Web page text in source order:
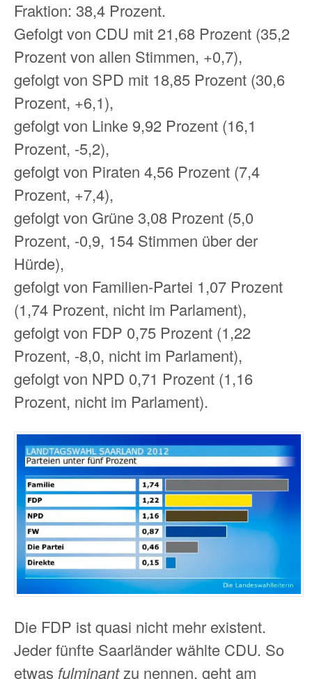
Fraktion: 38,4 Prozent.
Gefolgt von CDU mit 21,68 Prozent (35,2
Prozent von allen Stimmen, +0,7),
gefolgt von SPD mit 18,85 Prozent (30,6
Prozent, +6,1),
gefolgt von Linke 9,92 Prozent (16,1
Prozent, -5,2),
gefolgt von Piraten 4,56 Prozent (7,4
Prozent, +7,4),
gefolgt von Grüne 3,08 Prozent (5,0
Prozent, -0,9, 154 Stimmen über der
Hürde),
gefolgt von Familien-Partei 1,07 Prozent
(1,74 Prozent, nicht im Parlament),
gefolgt von FDP 0,75 Prozent (1,22
Prozent, -8,0, nicht im Parlament),
gefolgt von NPD 0,71 Prozent (1,16
Prozent, nicht im Parlament).
Die FDP ist quasi nicht mehr existent.
Jeder fünfte Saarländer wählte CDU. So
etwas fulminantzu nennen, geht am